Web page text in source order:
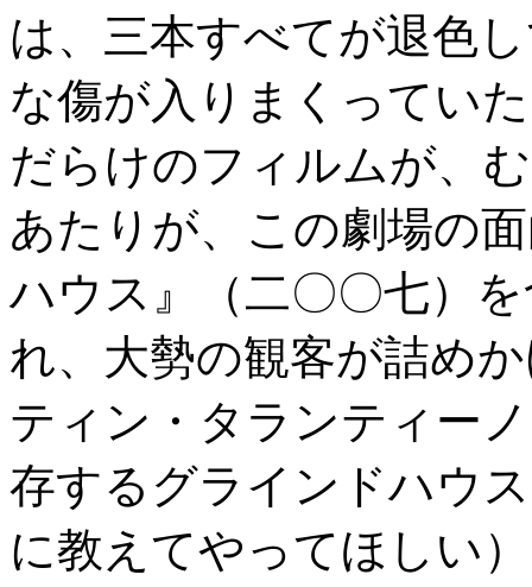
は、三本すべてが退色
な傷が入りまくってい
だらけのフィルムが、
あたりが、この劇場の
ハウス』（二〇〇七）
れ、大勢の観客が詰め
ティン・タランティー
存するグラインドハウ
に教えてやってほしい